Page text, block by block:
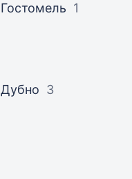
Гостомель 1
Дубно 3